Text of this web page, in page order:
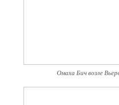
Омаха Бич возле